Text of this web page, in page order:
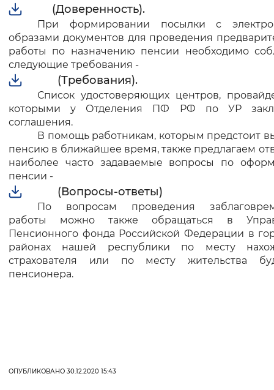
(Доверенность).
При формировании посылки с
образами документов для проведения
работы по назначению пенсии необходимо
следующие требования -
(Требования).
Список удостоверяющих центров,
которыми у Отделения ПФ РФ по УР
соглашения.
В помощь работникам, которым предстоит
пенсию в ближайшее время, также предлагаем
наиболее часто задаваемые вопросы по
пенсии -
(Вопросы-ответы)
По вопросам проведения
работы можно также обращаться в
Пенсионного фонда Российской Федерации в
районах нашей республики по месту
страхователя или по месту жительства
пенсионера.
ОПУБЛИКОВАНО 30.12.2020 15:43